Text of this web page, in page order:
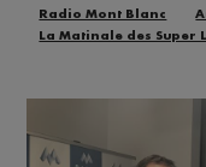
Radio Mont Blanc
La Matinale des Super